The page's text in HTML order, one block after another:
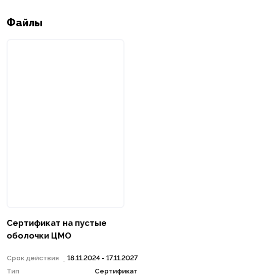
Файлы
Сертификат на пустые
оболочки ЦМО
Срок действия
18.11.2024 - 17.11.2027
Тип
Сертификат